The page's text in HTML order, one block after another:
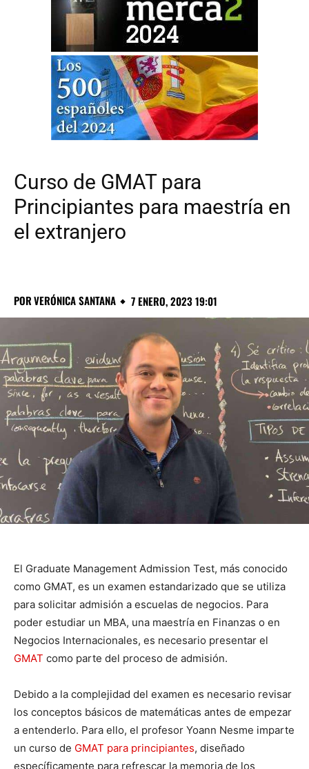
Curso de GMAT para
Principiantes para maestría en
el extranjero
PORVERÓNICA SANTANA 7 ENERO, 2023 19:01
El Graduate Management Admission Test, más conocido
como GMAT, es un examen estandarizado que se utiliza
para solicitar admisión a escuelas de negocios. Para
poder estudiar un MBA, una maestría en Finanzas o en
Negocios Internacionales, es necesario presentar el
GMAT como parte del proceso de admisión.
Debido a la complejidad del examen es necesario revisar
los conceptos básicos de matemáticas antes de empezar
a entenderlo. Para ello, el profesor Yoann Nesme imparte
un curso de GMAT para principiantes, diseñado
específicamente para refrescar la memoria de los